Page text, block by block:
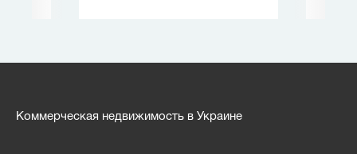
Коммерческая недвижимость в Украине